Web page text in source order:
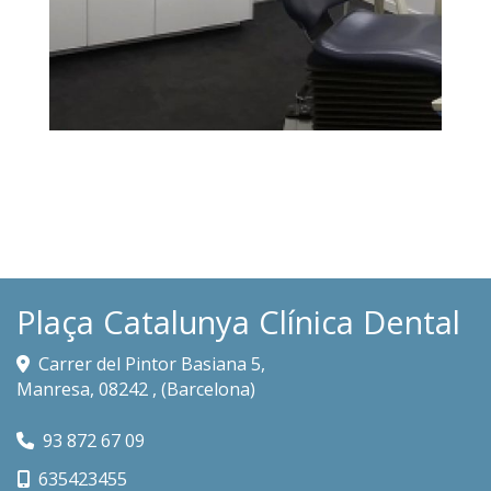
Plaça Catalunya Clínica Dental
Carrer del Pintor Basiana 5,
Manresa, 08242 , (Barcelona)
93 872 67 09
635423455